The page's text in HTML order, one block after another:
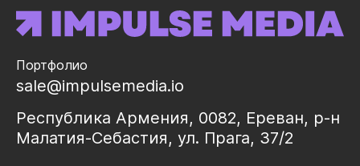
Портфолио
sale@impulsemedia.io
Республика Армения, 0082, Ереван, р-н
Малатия-Себастия, ул. Прага, 37/2